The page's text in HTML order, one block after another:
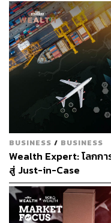
TAGS: รถไฟฟ้า MRT
บมจ.ทางด่วนและร
บริษัท ทางด่วนแล
ตลาดหุ้นไทย
หุ้
BUSINESS / BUSINESS
Wealth Expert: โลกก
สู่ Just-in-Case